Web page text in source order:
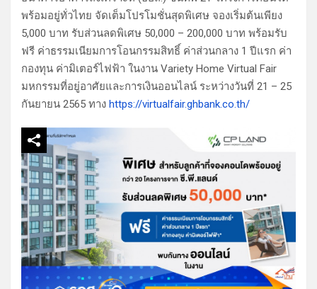
พร้อมอยู่ทั่วไทย จัดเต็มโปรโมชั่นสุดพิเศษ จองเริ่มต้นเพียง
5,000 บาท รับส่วนลดพิเศษ 50,000 – 200,000 บาท พร้อมรับ
ฟรี ค่าธรรมเนียมการโอนกรรมสิทธิ์ ค่าส่วนกลาง 1 ปีแรก ค่า
กองทุน ค่ามิเตอร์ไฟฟ้า ในงาน Variety Home Virtual Fair
มหกรรมที่อยู่อาศัยและการเงินออนไลน์ ระหว่างวันที่ 21 – 25
กันยายน 2565 ทาง https://virtualfair.ghbank.co.th/